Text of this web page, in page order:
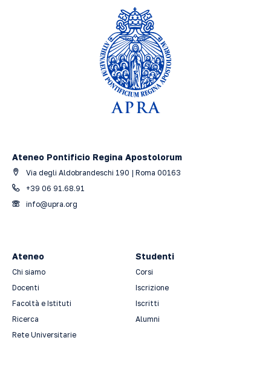
Ateneo Pontificio Regina Apostolorum
Via degli Aldobrandeschi 190 | Roma 00163
+39 06 91.68.91
info@upra.org
Ateneo
Chi siamo
Docenti
Facoltà e Istituti
Ricerca
Rete Universitarie
Studenti
Corsi
Iscrizione
Iscritti
Alumni